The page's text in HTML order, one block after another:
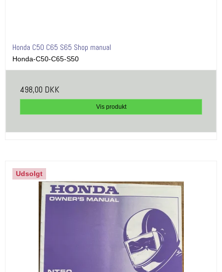
Honda C50 C65 S65 Shop manual
Honda-C50-C65-S50
498,00 DKK
Vis produkt
Udsolgt